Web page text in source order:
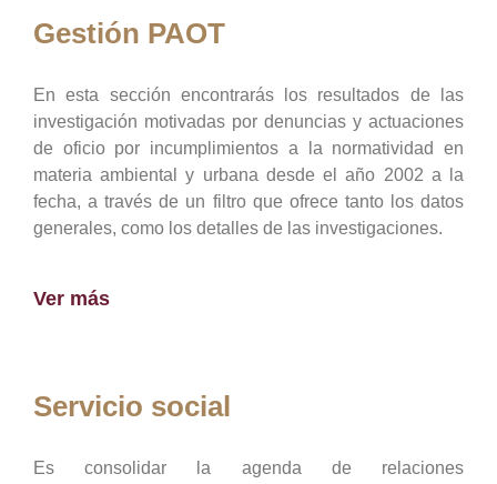
Gestión PAOT
En esta sección encontrarás los resultados de las
investigación motivadas por denuncias y actuaciones
de oficio por incumplimientos a la normatividad en
materia ambiental y urbana desde el año 2002 a la
fecha, a través de un filtro que ofrece tanto los datos
generales, como los detalles de las investigaciones.
Ver más
Servicio social
Es consolidar la agenda de relaciones